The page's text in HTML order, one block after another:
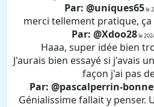
Par: @uniques65le
merci tellement pratique, ça
Par: @Xdoo28le
Haaa, super idée bien
J'aurais bien essayé si j'avais
façon j'ai pas
Par: @pascalperrin-
Génialissime fallait y penser.